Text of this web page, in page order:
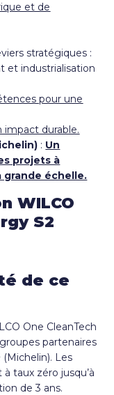
et de
stratégiques :
et industrialisation
pour une
impact durable.
: Un
projets à
échelle.
WILCO
S2
de ce
One CleanTech
partenaires
(Michelin). Les
taux zéro jusqu’à
de 3 ans.